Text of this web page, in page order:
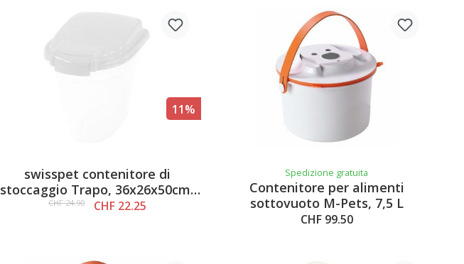
11%
swisspet contenitore di
stoccaggio Trapo, 36x26x50cm,
bianco, 30l
CHF 24.90 CHF 22.25
Spedizione gratuita
Contenitore per alimenti
sottovuoto M-Pets, 7,5 L
CHF 99.50